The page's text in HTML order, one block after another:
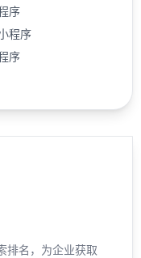
序
程序
序
排名，为企业获取